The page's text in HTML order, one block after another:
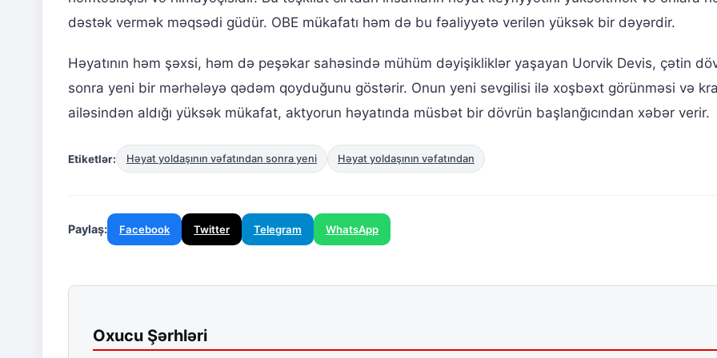
dəstək vermək məqsədi güdür. OBE mükafatı həm də bu fəaliyyətə verilən yüksək bir dəyərdir.
Həyatının həm şəxsi, həm də peşəkar sahəsində mühüm dəyişikliklər yaşayan Uorvik Devis, çətin
sonra yeni bir mərhələyə qədəm qoyduğunu göstərir. Onun yeni sevgilisi ilə xoşbəxt görünməsi və
ailəsindən aldığı yüksək mükafat, aktyorun həyatında müsbət bir dövrün başlanğıcından xəbər verir.
Etiketlər: Həyat yoldaşının vəfatından sonra yeni Həyat yoldaşının vəfatından
Paylaş: Facebook Twitter Telegram WhatsApp
Oxucu Şərhləri